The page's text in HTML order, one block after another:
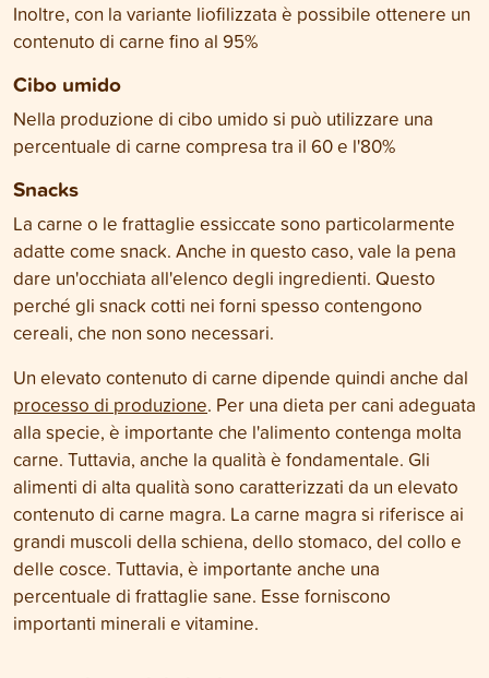
Inoltre, con la variante liofilizzata è possibile ottenere un
contenuto di carne fino al 95%
Cibo umido
Nella produzione di cibo umido si può utilizzare una
percentuale di carne compresa tra il 60 e l'80%
Snacks
La carne o le frattaglie essiccate sono particolarmente
adatte come snack. Anche in questo caso, vale la pena
dare un'occhiata all'elenco degli ingredienti. Questo
perché gli snack cotti nei forni spesso contengono
cereali, che non sono necessari.
Un elevato contenuto di carne dipende quindi anche dal
processo di produzione. Per una dieta per cani adeguata
alla specie, è importante che l'alimento contenga molta
carne. Tuttavia, anche la qualità è fondamentale. Gli
alimenti di alta qualità sono caratterizzati da un elevato
contenuto di carne magra. La carne magra si riferisce ai
grandi muscoli della schiena, dello stomaco, del collo e
delle cosce. Tuttavia, è importante anche una
percentuale di frattaglie sane. Esse forniscono
importanti minerali e vitamine.